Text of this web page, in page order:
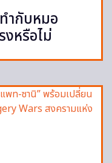
ำกับหมอ
งหรือไม่